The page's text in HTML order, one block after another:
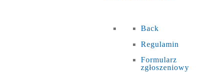
Back
Regulamin
Formularz
zgłoszeniowy